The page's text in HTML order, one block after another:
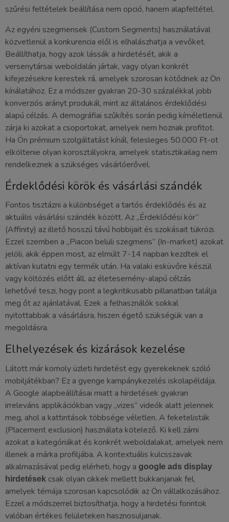
szűrési feltételek beállítása nem opció, hanem alapfeltétel.
Az egyéni szegmensek (Custom Segments) használatával
közvetlenül a konkurencia elől is elhalászhatja a vevőket.
Beállíthatja, hogy azok lássák a hirdetését, akik a
versenytársai weboldalán jártak, vagy olyan konkrét
kifejezésekre kerestek rá, amelyek szorosan kötődnek az Ön
kínálatához. Ez a módszer gyakran 20-30 százalékkal jobb
konverziós arányt produkál, mint az általános érdeklődési
alapú célzás. A demográfiai szűkítés során pedig kíméletlenül
zárja ki azokat a csoportokat, amelyek nem hoznak profitot.
Ha Ön prémium szolgáltatást kínál, felesleges 50.000 Ft-ot
elköltenie olyan korosztályokra, amelyek statisztikailag nem
rendelkeznek a szükséges vásárlóerővel.
Érdeklődési körök és vásárlási szándék
Fontos tisztázni a különbséget a tartós érdeklődés és az
aktuális vásárlási szándék között. Az „Érdeklődési kör”
(Affinity) az illető hosszú távú hobbijait és szokásait tükrözi.
Ezzel szemben a „Piacon belüli szegmens” (In-market) azokat
jelöli, akik éppen most, az elmúlt 7-14 napban kezdtek el
aktívan kutatni egy termék után. Ha valaki esküvőre készül
vagy költözés előtt áll, az életesemény-alapú célzás
lehetővé teszi, hogy pont a legkritikusabb pillanatban találja
meg őt az ajánlatával. Ezek a felhasználók sokkal
nyitottabbak a vásárlásra, hiszen égető szükségük van a
megoldásra.
Elhelyezések és kizárások kezelése
Látott már komoly üzleti hirdetést egy gyerekeknek szóló
mobiljátékban? Ez a gyenge kampánykezelés iskolapéldája.
A Google alapbeállításai miatt a hirdetések gyakran
irreleváns applikációkban vagy „vizes” videók alatt jelennek
meg, ahol a kattintások többsége véletlen. A feketelisták
(Placement exclusion) használata kötelező. Ki kell zárni
azokat a kategóriákat és konkrét weboldalakat, amelyek nem
illenek a márka profiljába. A kontextuális kulcsszavak
alkalmazásával pedig elérheti, hogy a google ads display
hirdetések csak olyan cikkek mellett bukkanjanak fel,
amelyek témája szorosan kapcsolódik az Ön vállalkozásához.
Ezzel a módszerrel biztosíthatja, hogy a hirdetési forintok
valóban értékes felületeken hasznosuljanak.